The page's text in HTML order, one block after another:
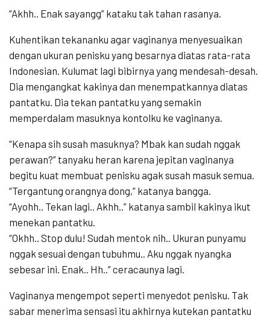
“Akhh.. Enak sayangg” kataku tak tahan rasanya.
Kuhentikan tekananku agar vaginanya menyesuaikan
dengan ukuran penisku yang besarnya diatas rata-rata
Indonesian. Kulumat lagi bibirnya yang mendesah-desah.
Dia mengangkat kakinya dan menempatkannya diatas
pantatku. Dia tekan pantatku yang semakin
memperdalam masuknya kontolku ke vaginanya.
“Kenapa sih susah masuknya? Mbak kan sudah nggak
perawan?” tanyaku heran karena jepitan vaginanya
begitu kuat membuat penisku agak susah masuk semua.
“Tergantung orangnya dong,” katanya bangga.
“Ayohh.. Tekan lagi.. Akhh..” katanya sambil kakinya ikut
menekan pantatku.
“Okhh.. Stop dulu! Sudah mentok nih.. Ukuran punyamu
nggak sesuai dengan tubuhmu.. Aku nggak nyangka
sebesar ini. Enak.. Hh..” ceracaunya lagi.
Vaginanya mengempot seperti menyedot penisku. Tak
sabar menerima sensasi itu akhirnya kutekan pantatku